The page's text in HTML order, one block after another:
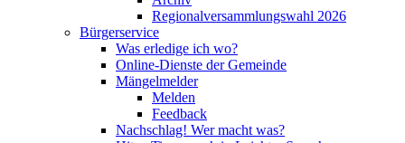
Regionalversammlungswahl 2026
Bürgerservice
Was erledige ich wo?
Online-Dienste der Gemeinde
Mängelmelder
Melden
Feedback
Nachschlag! Wer macht was?